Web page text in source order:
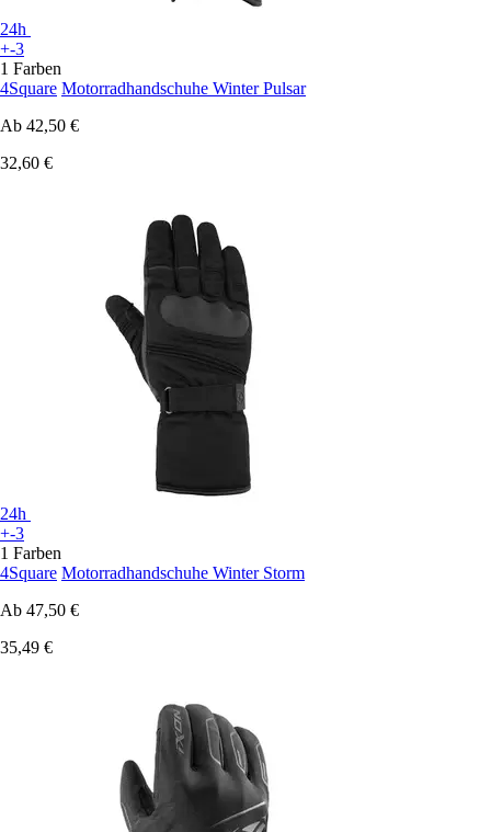
24h
+-3
1 Farben
4Square Motorradhandschuhe Winter Pulsar
Ab 42,50 €
32,60 €
24h
+-3
1 Farben
4Square Motorradhandschuhe Winter Storm
Ab 47,50 €
35,49 €